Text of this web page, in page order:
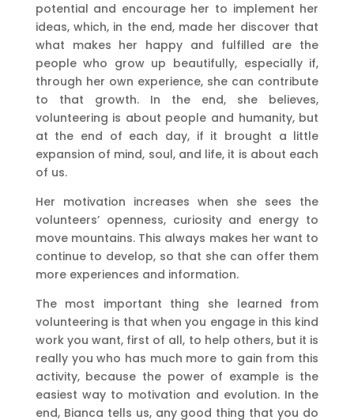
potential and encourage her to implement her
ideas, which, in the end, made her discover that
what makes her happy and fulfilled are the
people who grow up beautifully, especially if,
through her own experience, she can contribute
to that growth. In the end, she believes,
volunteering is about people and humanity, but
at the end of each day, if it brought a little
expansion of mind, soul, and life, it is about each
of us.
Her motivation increases when she sees the
volunteers’ openness, curiosity and energy to
move mountains. This always makes her want to
continue to develop, so that she can offer them
more experiences and information.
The most important thing she learned from
volunteering is that when you engage in this kind
work you want, first of all, to help others, but it is
really you who has much more to gain from this
activity, because the power of example is the
easiest way to motivation and evolution. In the
end, Bianca tells us, any good thing that you do